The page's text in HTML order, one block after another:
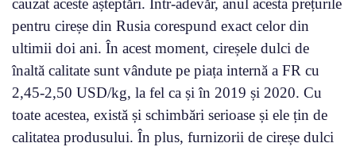
cauzat aceste așteptări. Într-adevăr, anul acesta prețurile
pentru cireșe din Rusia corespund exact celor din
ultimii doi ani. În acest moment, cireșele dulci de
înaltă calitate sunt vândute pe piața internă a FR cu
2,45-2,50 USD/kg, la fel ca și în 2019 și 2020. Cu
toate acestea, există și schimbări serioase și ele țin de
calitatea produsului. În plus, furnizorii de cireșe dulci